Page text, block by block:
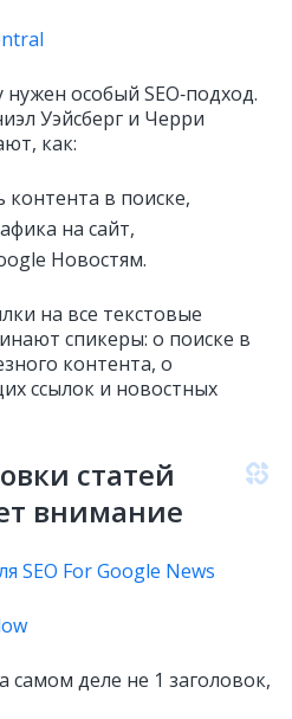
особый SEO‑подход.
Уэйсберг и Черри
как:
в поиске,
на сайт,
Новостям.
на все текстовые
спикеры: о поиске в
контента, о
ссылок и новостных
статей
внимание
SEO For Google News
самом деле не 1 заголовок,